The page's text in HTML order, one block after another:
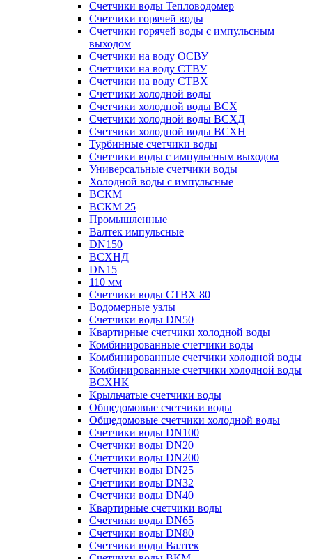
Счетчики воды Тепловодомер
Счетчики горячей воды
Счетчики горячей воды с импульсным
выходом
Счетчики на воду ОСВУ
Счетчики на воду СТВУ
Счетчики на воду СТВХ
Счетчики холодной воды
Счетчики холодной воды ВСХ
Счетчики холодной воды ВСХД
Счетчики холодной воды ВСХН
Турбинные счетчики воды
Счетчики воды с импульсным выходом
Универсальные счетчики воды
Холодной воды с импульсные
ВСКМ
ВСКМ 25
Промышленные
Валтек импульсные
DN150
ВСХНД
DN15
110 мм
Счетчики воды СТВХ 80
Водомерные узлы
Счетчики воды DN50
Квартирные счетчики холодной воды
Комбинированные счетчики воды
Комбинированные счетчики холодной воды
Комбинированные счетчики холодной воды
ВСХНК
Крыльчатые счетчики воды
Общедомовые счетчики воды
Общедомовые счетчики холодной воды
Счетчики воды DN100
Счетчики воды DN20
Счетчики воды DN200
Счетчики воды DN25
Счетчики воды DN32
Счетчики воды DN40
Квартирные счетчики воды
Счетчики воды DN65
Счетчики воды DN80
Счетчики воды Валтек